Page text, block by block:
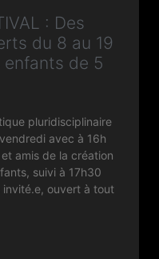
: Des
du 8 au 19
de 5
pluridisciplinaire
avec à 16h
amis de la création
suivi à 17h30
invité.e, ouvert à tout